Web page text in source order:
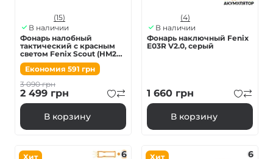
(15)
В наличии
Фонарь налобный
тактический с красным
светом Fenix Scout (HM23
V2.0) | Лимитированная
серия
Економия 591 грн
3 090грн
2 499 грн
В корзину
(4)
В наличии
Фонарь наключный Fenix
E03R V2.0, серый
1 660 грн
В корзину
Хит
6
Хит
6